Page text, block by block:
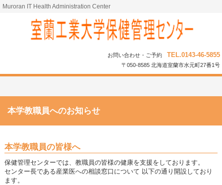
Muroran IT Health Administration Center
お問い合わせ・ご予約 TEL.0143-46-5855
〒050-8585 北海道室蘭市水元町27番1号
本学教職員へのお知らせ
本学教職員の皆様へ
保健管理センターでは、教職員の皆様の健康を支援をしております。
センター長である産業医への相談窓口について 以下の通り開設しており
ます。